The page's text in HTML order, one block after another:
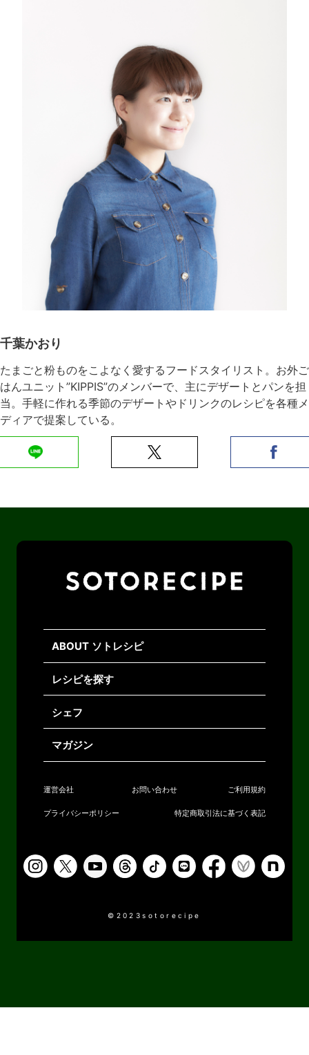
千葉かおり
たまごと粉ものをこよなく愛するフードスタイリスト。お外ご
はんユニット”KIPPIS”のメンバーで、主にデザートとパンを担
当。手軽に作れる季節のデザートやドリンクのレシピを各種メ
ディアで提案している。
ABOUT ソトレシピ
レシピを探す
シェフ
マガジン
運営会社 お問い合わせ ご利用規約
プライバシーポリシー 特定商取引法に基づく表記
©2023sotorecipe